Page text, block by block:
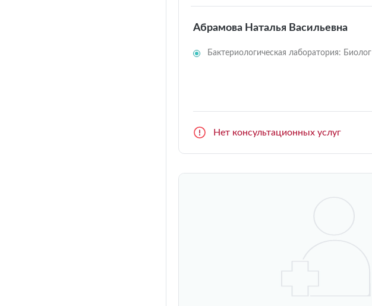
Абрамова Наталья Васильевна
Бактериологическая лаборатория: Биолог
Нет консультационных услуг